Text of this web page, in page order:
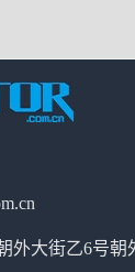
外大街乙6号朝